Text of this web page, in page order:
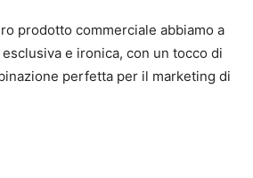
prodotto commerciale abbiamo a
esclusiva e ironica, con un tocco di
perfetta per il marketing di